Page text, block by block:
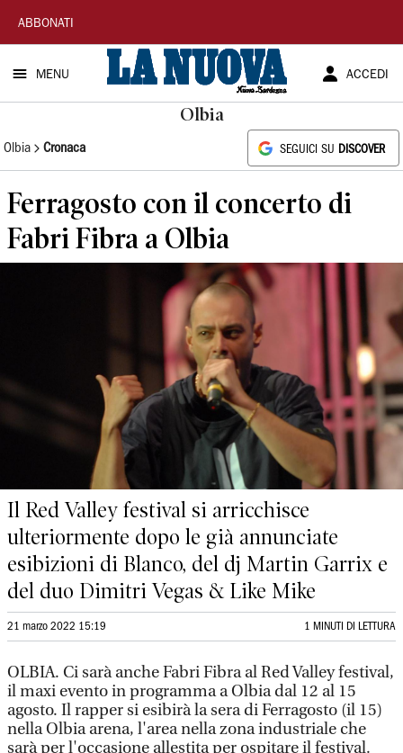
La
Nuova
Sardegna
ABBONATI
MENU ACCEDI
Olbia
Olbia Cronaca SEGUICI SU DISCOVER
Ferragosto con il concerto di
Fabri Fibra a Olbia
Il Red Valley festival si arricchisce
ulteriormente dopo le già annunciate
esibizioni di Blanco, del dj Martin Garrix e
del duo Dimitri Vegas & Like Mike
21 marzo 2022 15:19 1 MINUTI DI LETTURA
OLBIA. Ci sarà anche Fabri Fibra al Red Valley festival,
il maxi evento in programma a Olbia dal 12 al 15
agosto. Il rapper si esibirà la sera di Ferragosto (il 15)
nella Olbia arena, l'area nella zona industriale che
sarà per l'occasione allestita per ospitare il festival.